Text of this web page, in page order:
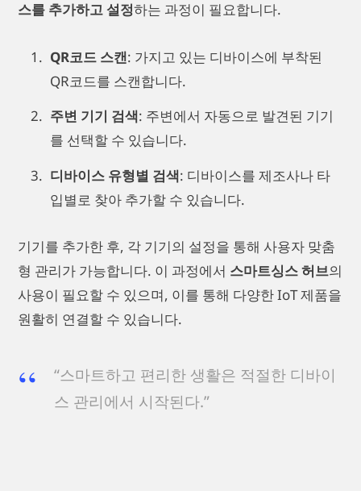
스를 추가하고 설정하는 과정이 필요합니다.
QR코드 스캔: 가지고 있는 디바이스에 부착된
QR코드를 스캔합니다.
주변 기기 검색: 주변에서 자동으로 발견된 기기
를 선택할 수 있습니다.
디바이스 유형별 검색: 디바이스를 제조사나 타
입별로 찾아 추가할 수 있습니다.
기기를 추가한 후, 각 기기의 설정을 통해 사용자 맞춤
형 관리가 가능합니다. 이 과정에서 스마트싱스 허브의
사용이 필요할 수 있으며, 이를 통해 다양한 IoT 제품을
원활히 연결할 수 있습니다.
“스마트하고 편리한 생활은 적절한 디바이
스 관리에서 시작된다.”